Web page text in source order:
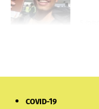
COVID-19